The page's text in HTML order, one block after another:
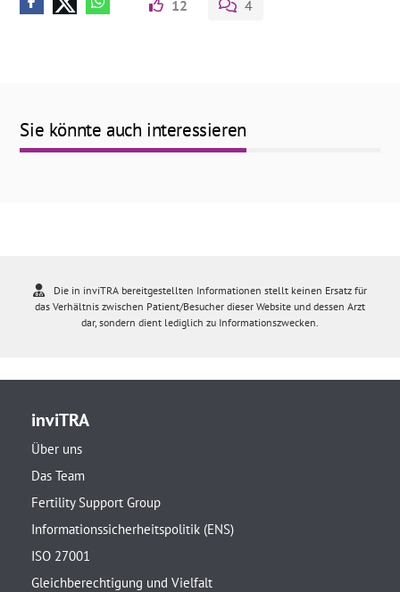
12 4
Sie könnte auch interessieren
Die in inviTRA bereitgestellten Informationen stellt keinen Ersatz für
das Verhältnis zwischen Patient/Besucher dieser Website und dessen Arzt
dar, sondern dient lediglich zu Informationszwecken.
inviTRA
Über uns
Das Team
Fertility Support Group
Informationssicherheitspolitik (ENS)
ISO 27001
Gleichberechtigung und Vielfalt